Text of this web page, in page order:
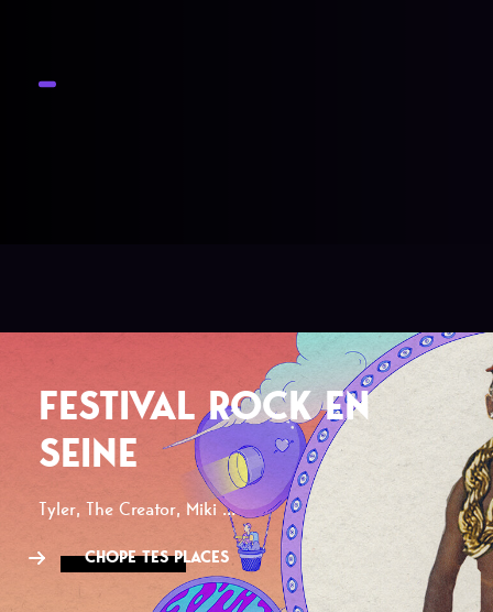
FESTIVAL ROCK EN
SEINE
Tyler, The Creator, Miki ...
CHOPE TES PLACES